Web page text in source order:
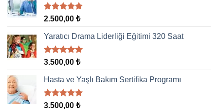
5 üzerinden
aldı
2.500,00 ₺
Yaratıcı Drama Liderliği Eğitimi 320 Saat
5 üzerinden
aldı
3.500,00 ₺
Hasta ve Yaşlı Bakım Sertifika Programı
5 üzerinden
3.500,00 ₺